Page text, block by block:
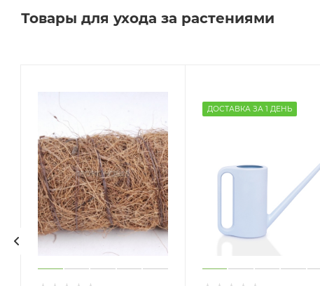
Товары для ухода за растениями
ДОСТАВКА ЗА 1 ДЕНЬ